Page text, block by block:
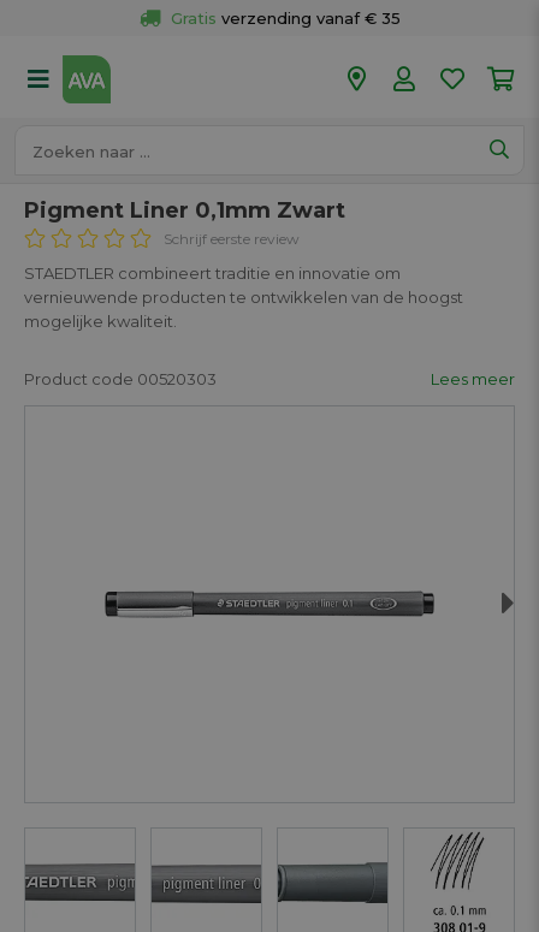
Gratis verzending vanaf € 35
50 winkels
Pigment Liner 0,1mm Zwart
Schrijf eerste review
STAEDTLER combineert traditie en innovatie om
vernieuwende producten te ontwikkelen van de hoogst
mogelijke kwaliteit.
Product code 00520303 Lees meer